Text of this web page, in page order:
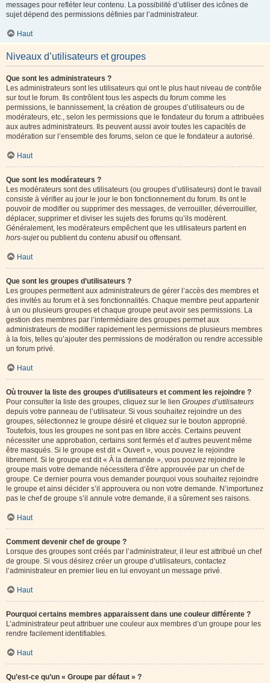
messages pour refléter leur contenu. La possibilité d’utiliser des icônes de
sujet dépend des permissions définies par l’administrateur.
Haut
Niveaux d’utilisateurs et groupes
Que sont les administrateurs ?
Les administrateurs sont les utilisateurs qui ont le plus haut niveau de contrôle
sur tout le forum. Ils contrôlent tous les aspects du forum comme les
permissions, le bannissement, la création de groupes d’utilisateurs ou de
modérateurs, etc., selon les permissions que le fondateur du forum a attribuées
aux autres administrateurs. Ils peuvent aussi avoir toutes les capacités de
modération sur l’ensemble des forums, selon ce que le fondateur a autorisé.
Haut
Que sont les modérateurs ?
Les modérateurs sont des utilisateurs (ou groupes d’utilisateurs) dont le travail
consiste à vérifier au jour le jour le bon fonctionnement du forum. Ils ont le
pouvoir de modifier ou supprimer des messages, de verrouiller, déverrouiller,
déplacer, supprimer et diviser les sujets des forums qu’ils modèrent.
Généralement, les modérateurs empêchent que les utilisateurs partent en
hors-sujetou publient du contenu abusif ou offensant.
Haut
Que sont les groupes d’utilisateurs ?
Les groupes permettent aux administrateurs de gérer l’accès des membres et
des invités au forum et à ses fonctionnalités. Chaque membre peut appartenir
à un ou plusieurs groupes et chaque groupe peut avoir ses permissions. La
gestion des membres par l’intermédiaire des groupes permet aux
administrateurs de modifier rapidement les permissions de plusieurs membres
à la fois, telles qu’ajouter des permissions de modération ou rendre accessible
un forum privé.
Haut
Où trouver la liste des groupes d’utilisateurs et comment les rejoindre ?
Pour consulter la liste des groupes, cliquez sur le lien Groupes d’utilisateurs
depuis votre panneau de l’utilisateur. Si vous souhaitez rejoindre un des
groupes, sélectionnez le groupe désiré et cliquez sur le bouton approprié.
Toutefois, tous les groupes ne sont pas en libre accès. Certains peuvent
nécessiter une approbation, certains sont fermés et d’autres peuvent même
être masqués. Si le groupe est dit « Ouvert », vous pouvez le rejoindre
librement. Si le groupe est dit « À la demande », vous pouvez rejoindre le
groupe mais votre demande nécessitera d’être approuvée par un chef de
groupe. Ce dernier pourra vous demander pourquoi vous souhaitez rejoindre
le groupe et ainsi décider s’il approuvera ou non votre demande. N’importunez
pas le chef de groupe s’il annule votre demande, il a sûrement ses raisons.
Haut
Comment devenir chef de groupe ?
Lorsque des groupes sont créés par l’administrateur, il leur est attribué un chef
de groupe. Si vous désirez créer un groupe d’utilisateurs, contactez
l’administrateur en premier lieu en lui envoyant un message privé.
Haut
Pourquoi certains membres apparaissent dans une couleur différente ?
L’administrateur peut attribuer une couleur aux membres d’un groupe pour les
rendre facilement identifiables.
Haut
Qu’est-ce qu’un « Groupe par défaut » ?